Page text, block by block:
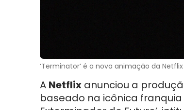
‘Terminator’ é a nova animação da
A Netflix anunciou a
baseado na icônica franquia